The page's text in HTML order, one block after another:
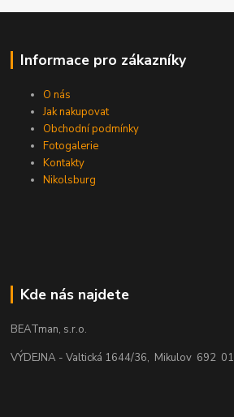
Informace pro zákazníky
O nás
Jak nakupovat
Obchodní podmínky
Fotogalerie
Kontakty
Nikolsburg
Kde nás najdete
BEATman, s.r.o.
VÝDEJNA - Valtická 1644/36, Mikulov 692 01